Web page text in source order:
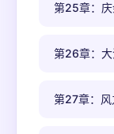
第25章：
第26章：大
第27章：